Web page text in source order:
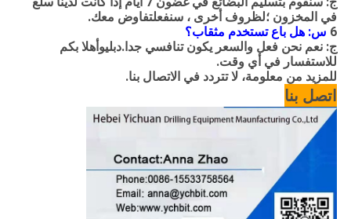
في المخزون ؛لظروف أخرى ، سنفعلتفاوض معك.
6 س: هل باع تستخدم مثقاب؟
ج: نعم نحن فعل والسعر يكون تنافسي جدا.دبليوأهلا بكم
للاستفسار في أي وقت.
للمزيد من معلومة، لا تتردد في الاتصال بنا.
اتصل بنا